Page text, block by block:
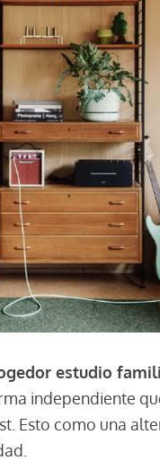
estudio
independiente
Esto como una